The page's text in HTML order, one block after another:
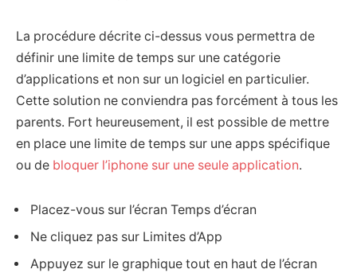
La procédure décrite ci-dessus vous permettra de
définir une limite de temps sur une catégorie
d’applications et non sur un logiciel en particulier.
Cette solution ne conviendra pas forcément à tous les
parents. Fort heureusement, il est possible de mettre
en place une limite de temps sur une apps spécifique
ou de bloquer l’iphone sur une seule application.
Placez-vous sur l’écran Temps d’écran
Ne cliquez pas sur Limites d’App
Appuyez sur le graphique tout en haut de l’écran